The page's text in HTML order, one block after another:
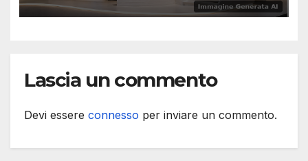
Lascia un commento
Devi essere connesso per inviare un commento.